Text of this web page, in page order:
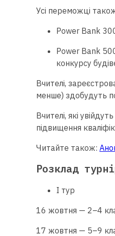
Усі переможці
Power Bank
Power Bank
конкурсу
Вчителі,
менше) здобудуть
Вчителі, які
підвищення
Читайте також:
Розклад
І тур
16 жовтня — 2–4
17 жовтня — 5–9